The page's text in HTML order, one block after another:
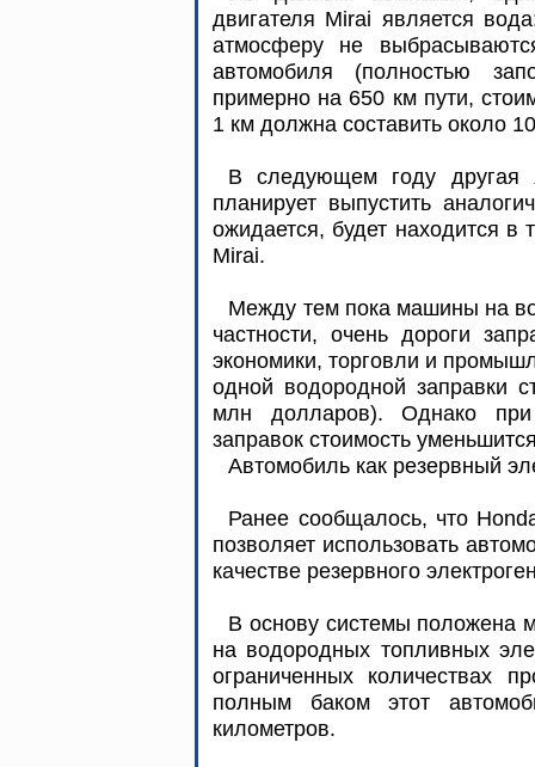
двигателя Mirai является
атмосферу не
автомобиля (полностью
примерно на 650 км пути,
1 км должна составить около
В следующем году другая
планирует выпустить
ожидается, будет находится в
Mirai.
Между тем пока машины на
частности, очень дороги
экономики, торговли и
одной водородной заправки
млн долларов). Однако
заправок стоимость
Автомобиль как резервный
Ранее сообщалось, что
позволяет использовать
качестве резервного
В основу системы положена
на водородных топливных
ограниченных
полным баком этот
километров.